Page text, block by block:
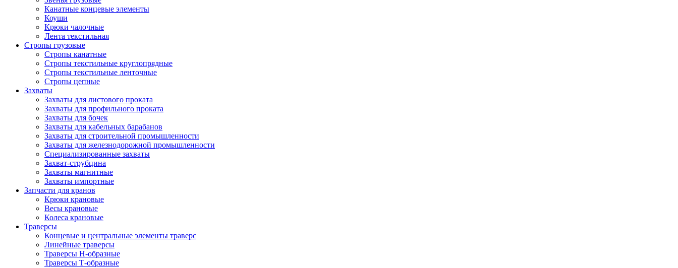
Канатные концевые элементы
Коуши
Крюки чалочные
Лента текстильная
Стропы грузовые
Стропы канатные
Стропы текстильные круглопрядные
Стропы текстильные ленточные
Стропы цепные
Захваты
Захваты для листового проката
Захваты для профильного проката
Захваты для бочек
Захваты для кабельных барабанов
Захваты для строительной промышленности
Захваты для железнодорожной промышленности
Специализированные захваты
Захват-струбцина
Захваты магнитные
Захваты импортные
Запчасти для кранов
Крюки крановые
Весы крановые
Колеса крановые
Траверсы
Концевые и центральные элементы траверс
Линейные траверсы
Траверсы Н-образные
Траверсы Т-образные